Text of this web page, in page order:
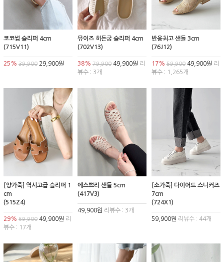
코코썸 슬리퍼 4cm
(715V11)
25% 39,900 29,900원
뮤이즈 히든굽 슬리퍼 4cm
(702V13)
38% 79,90049,900원 리
뷰수 : 3개
반응최고 샌들 3cm
(76J12)
17% 59,90049,900원 리
뷰수 : 1,265개
[양가죽] 역시고급 슬리퍼 1
cm
(515Z4)
29% 69,900 49,900원 리
뷰수 : 17개
에스쁘리 샌들 5cm
(417V3)
49,900원 리뷰수 : 3개
[소가죽] 다이어트 스니커즈
7cm
(724X1)
59,900원 리뷰수 : 44개